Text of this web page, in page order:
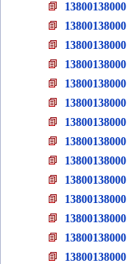
13800138000
13800138000
13800138000
13800138000
13800138000
13800138000
13800138000
13800138000
13800138000
13800138000
13800138000
13800138000
13800138000
13800138000